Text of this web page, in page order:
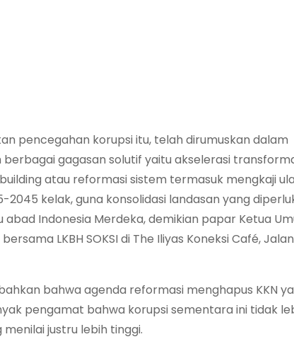
pencegahan korupsi itu, telah dirumuskan dalam
berbagai gagasan solutif yaitu akselerasi
atau reformasi sistem termasuk mengkaji
2045 kelak, guna konsolidasi landasan yang
Indonesia Merdeka, demikian papar Ketua
LKBH SOKSI di The Iliyas Koneksi Café, Jalan
bahwa agenda reformasi menghapus KKN
pengamat bahwa korupsi sementara ini tidak
justru lebih tinggi.